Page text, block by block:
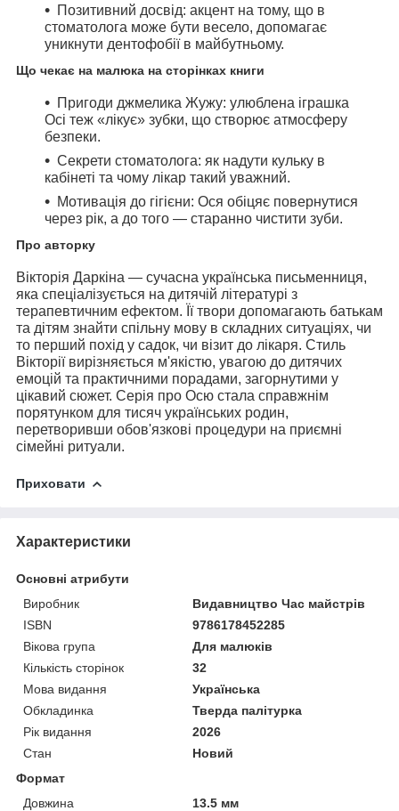
Позитивний досвід: акцент на тому, що в
стоматолога може бути весело, допомагає
уникнути дентофобії в майбутньому.
Що чекає на малюка на сторінках книги
Пригоди джмелика Жужу: улюблена іграшка
Осі теж «лікує» зубки, що створює атмосферу
безпеки.
Секрети стоматолога: як надути кульку в
кабінеті та чому лікар такий уважний.
Мотивація до гігієни: Ося обіцяє повернутися
через рік, а до того — старанно чистити зуби.
Про авторку
Вікторія Даркіна — сучасна українська письменниця,
яка спеціалізується на дитячій літературі з
терапевтичним ефектом. Її твори допомагають батькам
та дітям знайти спільну мову в складних ситуаціях, чи
то перший похід у садок, чи візит до лікаря. Стиль
Вікторії вирізняється м'якістю, увагою до дитячих
емоцій та практичними порадами, загорнутими у
цікавий сюжет. Серія про Осю стала справжнім
порятунком для тисяч українських родин,
перетворивши обов'язкові процедури на приємні
сімейні ритуали.
Приховати
Характеристики
Основні атрибути
Виробник
Видавництво Час майстрів
ISBN
9786178452285
Вікова група
Для малюків
Кількість сторінок
32
Мова видання
Українська
Обкладинка
Тверда палітурка
Рік видання
2026
Стан
Новий
Формат
Довжина
13.5 мм